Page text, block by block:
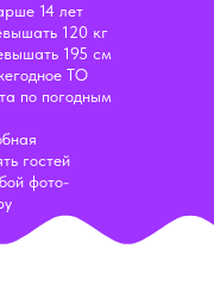
14 лет
120 кг
195 см
ТО
по погодным
гостей
фото-